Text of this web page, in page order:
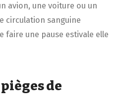
avion, une voiture ou un
circulation sanguine
faire une pause estivale elle
de